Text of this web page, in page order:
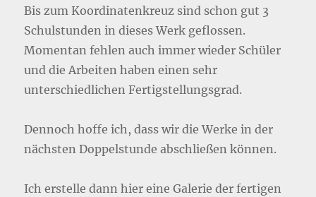
Bis zum Koordinatenkreuz sind schon gut 3
Schulstunden in dieses Werk geflossen.
Momentan fehlen auch immer wieder Schüler
und die Arbeiten haben einen sehr
unterschiedlichen Fertigstellungsgrad.
Dennoch hoffe ich, dass wir die Werke in der
nächsten Doppelstunde abschließen können.
Ich erstelle dann hier eine Galerie der fertigen